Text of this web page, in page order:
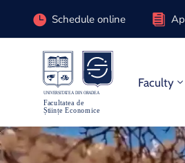
Schedule online
Faculty